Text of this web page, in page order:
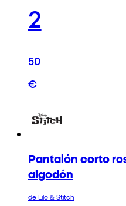
2
50
€
Pantalón corto
algodón
de Lilo & Stitch